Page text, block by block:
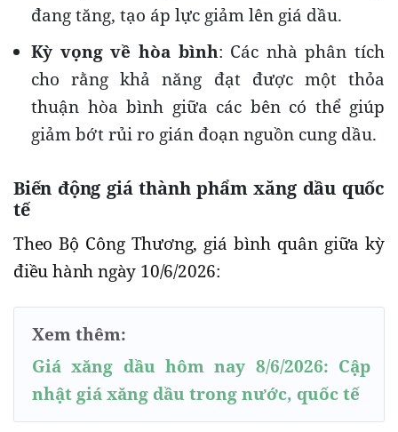
đang tăng, tạo áp lực giảm lên giá dầu.
Kỳ vọng về hòa bình: Các nhà phân tích
cho rằng khả năng đạt được một thỏa
thuận hòa bình giữa các bên có thể giúp
giảm bớt rủi ro gián đoạn nguồn cung dầu.
Biến động giá thành phẩm xăng dầu quốc
tế
Theo Bộ Công Thương, giá bình quân giữa kỳ
điều hành ngày 10/6/2026:
Xem thêm:
Giá xăng dầu hôm nay 8/6/2026: Cập
nhật giá xăng dầu trong nước, quốc tế